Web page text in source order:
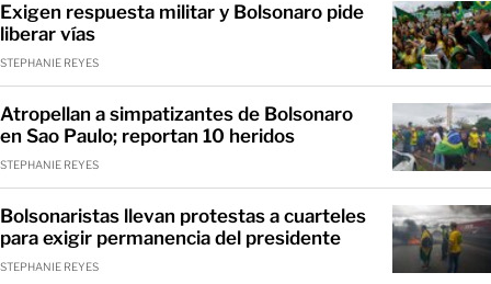
Exigen respuesta militar y Bolsonaro pide
liberar vías
STEPHANIE REYES
Atropellan a simpatizantes de Bolsonaro
en Sao Paulo; reportan 10 heridos
STEPHANIE REYES
Bolsonaristas llevan protestas a cuarteles
para exigir permanencia del presidente
STEPHANIE REYES